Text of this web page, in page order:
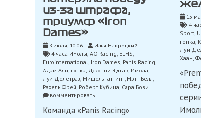
из-за штрафа,
триумф «Iron
Dames»
8 июля, 10:06
Илья Навроцкий
4 часа Имолы, AO Racing, ELMS,
Eurointernational, Iron Dames, Panis Racing,
Адам Али, гонка, Джонни Эдгар, Имола,
Луи Делетраз, Мишель Гаттинг, Мэтт Белл,
Рахель Фрей, Роберт Кубица, Сара Бови
Комментироватьon
«Panis
Команда «Panis Racing»
15
4
Sport,
гонка
Луи
Хаан